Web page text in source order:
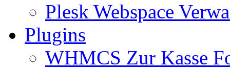
Plesk Webspace
Plugins
WHMCS Zur Kasse